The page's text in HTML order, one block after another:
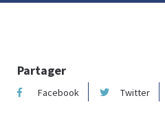
Partager
Facebook Twitter